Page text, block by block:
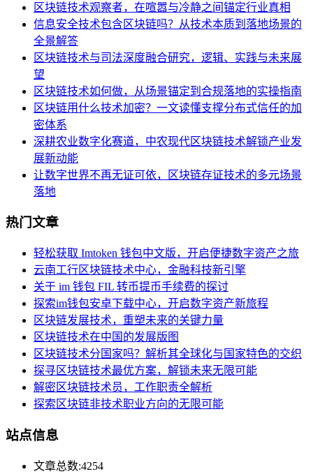
区块链技术观察者，在喧嚣与冷静之间锚定行业真相
信息安全技术包含区块链吗？从技术本质到落地场景的
全景解答
区块链技术与司法深度融合研究，逻辑、实践与未来展
望
区块链技术如何做，从场景锚定到合规落地的实操指南
区块链用什么技术加密？一文读懂支撑分布式信任的加
密体系
深耕农业数字化赛道，中农现代区块链技术解锁产业发
展新动能
让数字世界不再无证可依，区块链存证技术的多元场景
落地
热门文章
轻松获取 Imtoken 钱包中文版，开启便捷数字资产之旅
云南工行区块链技术中心，金融科技新引擎
关于 im 钱包 FIL 转币提币手续费的探讨
探索im钱包安卓下载中心，开启数字资产新旅程
区块链发展技术，重塑未来的关键力量
区块链技术在中国的发展版图
区块链技术分国家吗？解析其全球化与国家特色的交织
探寻区块链技术最优方案，解锁未来无限可能
解密区块链技术员，工作职责全解析
探索区块链非技术职业方向的无限可能
站点信息
文章总数:4254